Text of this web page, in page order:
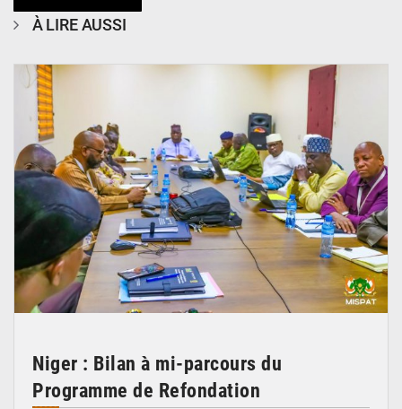
À LIRE AUSSI
Niger : Bilan à mi-parcours du
Programme de Refondation